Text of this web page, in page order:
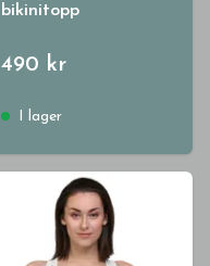
bikinitopp
490 kr
I lager